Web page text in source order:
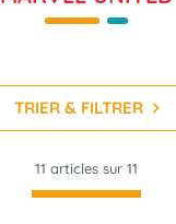
TRIER & FILTRER
11 articles sur 11